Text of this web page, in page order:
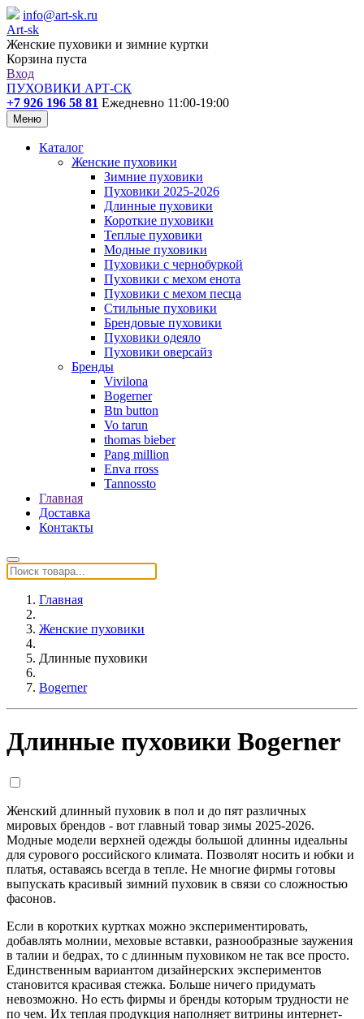
info@art-sk.ru
Art-sk
Женские пуховики и зимние куртки
Корзина пуста
Вход
ПУХОВИКИ АРТ-СК
+7 926 196 58 81 Ежедневно 11:00-19:00
Меню
Каталог
Женские пуховики
Зимние пуховики
Пуховики 2025-2026
Длинные пуховики
Короткие пуховики
Теплые пуховики
Модные пуховики
Пуховики с чернобуркой
Пуховики с мехом енота
Пуховики с мехом песца
Стильные пуховики
Брендовые пуховики
Пуховики одеяло
Пуховики оверсайз
Бренды
Vivilona
Bogerner
Btn button
Vo tarun
thomas bieber
Pang million
Enva rross
Tannossto
Главная
Доставка
Контакты
Главная
Женские пуховики
Длинные пуховики
Bogerner
Длинные пуховики Bogerner
Женский длинный пуховик в пол и до пят различных
мировых брендов - вот главный товар зимы 2025-2026.
Модные модели верхней одежды большой длинны идеальны
для сурового российского климата. Позволят носить и юбки и
платья, оставаясь всегда в тепле. Не многие фирмы готовы
выпускать красивый зимний пуховик в связи со сложностью
фасонов.
Если в коротких куртках можно экспериментировать,
добавлять молнии, меховые вставки, разнообразные заужения
в талии и бедрах, то с длинным пуховиком не так все просто.
Единственным вариантом дизайнерских экспериментов
становится красивая стежка. Больше ничего придумать
невозможно. Но есть фирмы и бренды которым трудности не
по чем. Их теплая продукция наполняет витрины интернет-